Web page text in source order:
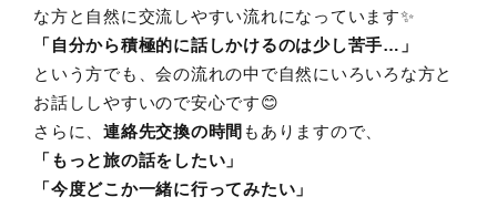
な方と自然に交流しやすい流れになっています✨
「自分から積極的に話しかけるのは少し苦手…」
という方でも、会の流れの中で自然にいろいろな方と
お話ししやすいので安心です😊
さらに、 連絡先交換の時間 もありますので、
「もっと旅の話をしたい」
「今度どこか一緒に行ってみたい」